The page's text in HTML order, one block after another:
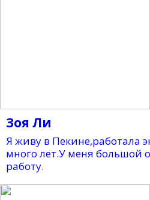
Зоя Ли
Я живу в Пекине,работала
много лет.У меня большой
работу.